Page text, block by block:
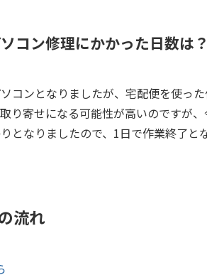
コン修理にかかった日数は？
コンとなりましたが、宅配便を使った
り寄せになる可能性が高いのですが
となりましたので、1日で作業終了と
流れ